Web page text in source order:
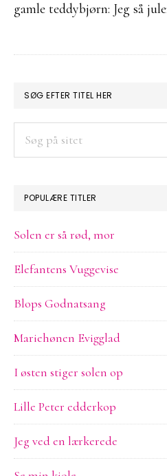
gamle teddybjørn: Jeg så
PRIMÆR
SIDEBAR
SØG EFTER TITEL HER
POPULÆRE TITLER
Solen er så rød, mor
Elefantens Vuggevise
Blops Godnatsang
Mariehønen Evigglad
I østen stiger solen op
Lille Peter edderkop
Jeg ved en lærkerede